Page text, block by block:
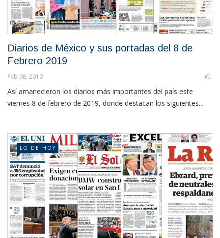
Diarios de México y sus portadas del 8 de
Febrero 2019
Feb 08, 2019
Así amanecieron los diarios más importantes del país este
viernes 8 de febrero de 2019, donde destacan los siguientes...
LO DE HOY